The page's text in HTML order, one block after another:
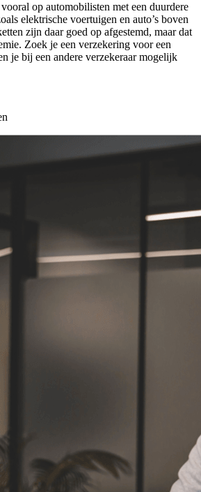
op automobilisten met een duurdere
elektrische voertuigen en auto’s boven
zijn daar goed op afgestemd, maar dat
Zoek je een verzekering voor een
je bij een andere verzekeraar mogelijk